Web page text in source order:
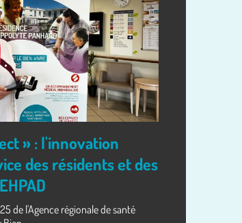
» : l'innovation
des résidents et des
de l'Agence régionale de santé